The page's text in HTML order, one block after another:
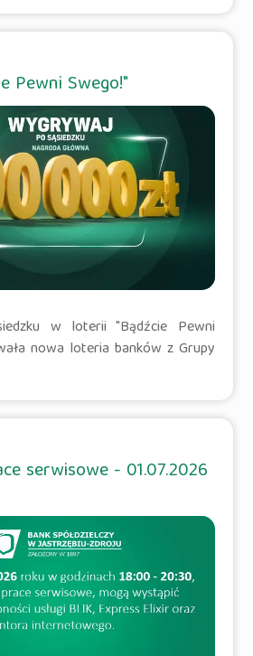
Pewni Swego!"
w loterii "Bądźcie Pewni
nowa loteria banków z Grupy
serwisowe - 01.07.2026